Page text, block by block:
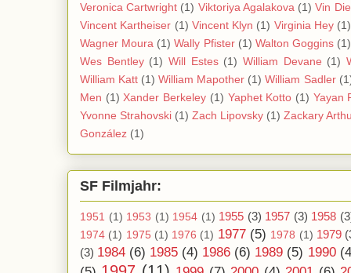
Veronica Cartwright (1) Viktoriya Agalakova (1) Vin
Vincent Kartheiser (1) Vincent Klyn (1) Virginia Hey (1)
Wagner Moura (1) Wally Pfister (1) Walton Goggins (1)
Wes Bentley (1) Will Estes (1) William Devane (1)
William Katt (1) William Mapother (1) William Sadler
Men (1) Xander Berkeley (1) Yaphet Kotto (1) Yayan
Yvonne Strahovski (1) Zach Lipovsky (1) Zackary
González (1)
SF Filmjahr:
1951 (1) 1953 (1) 1954 (1) 1955 (3) 1957 (3) 1958
1974 (1) 1975 (1) 1976 (1) 1977 (5) 1978 (1) 1979
(3) 1984 (6) 1985 (4) 1986 (6) 1989 (5) 1990